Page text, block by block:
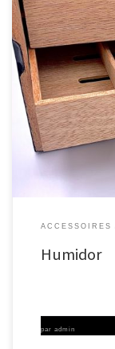
ACCESSOIRES
Humidor
par admin